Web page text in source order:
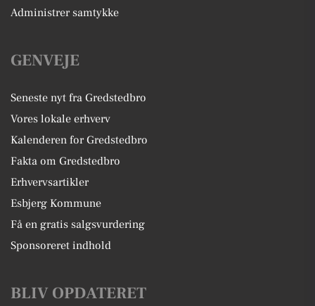
Administrer samtykke
GENVEJE
Seneste nyt fra Gredstedbro
Vores lokale erhverv
Kalenderen for Gredstedbro
Fakta om Gredstedbro
Erhvervsartikler
Esbjerg Kommune
Få en gratis salgsvurdering
Sponsoreret indhold
BLIV OPDATERET